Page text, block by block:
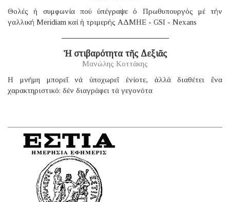
Θολές ἡ συμφωνία πού ὑπέγραψε ὁ Πρωθυπουργός μέ τήν
γαλλική Μeridiam καί ἡ τριμερής ΑΔΜΗΕ - GSI - Nexans
Ἡ στιβαρότητα τῆς Δεξιᾶς
Μανώλης Κοττάκης
H μνήμη μπορεῖ νά ὑποχωρεῖ ἐνίοτε, ἀλλά διαθέτει ἕνα
χαρακτηριστικό: δέν διαγράφει τά γεγονότα